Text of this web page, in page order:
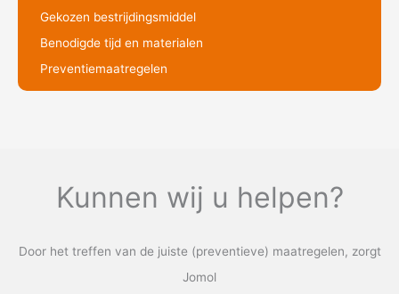
Gekozen bestrijdingsmiddel
Benodigde tijd en materialen
Preventiemaatregelen
Kunnen wij u helpen?
Door het treffen van de juiste (preventieve) maatregelen, zorgt
Jomol